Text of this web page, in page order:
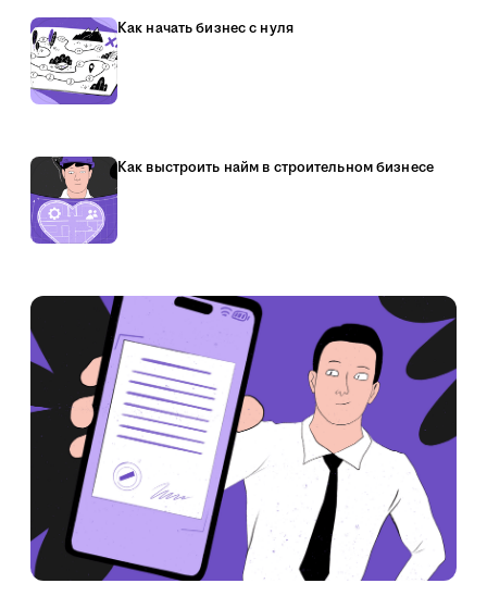
Как начать бизнес с нуля
Как выстроить найм в строительном бизнесе